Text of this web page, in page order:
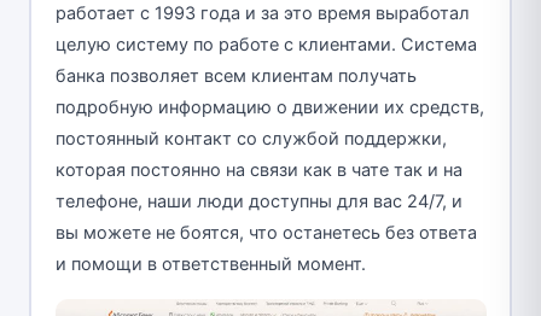
работает с 1993 года и за это время выработал
целую систему по работе с клиентами. Система
банка позволяет всем клиентам получать
подробную информацию о движении их средств,
постоянный контакт со службой поддержки,
которая постоянно на связи как в чате так и на
телефоне, наши люди доступны для вас 24/7, и
вы можете не боятся, что останетесь без ответа
и помощи в ответственный момент.